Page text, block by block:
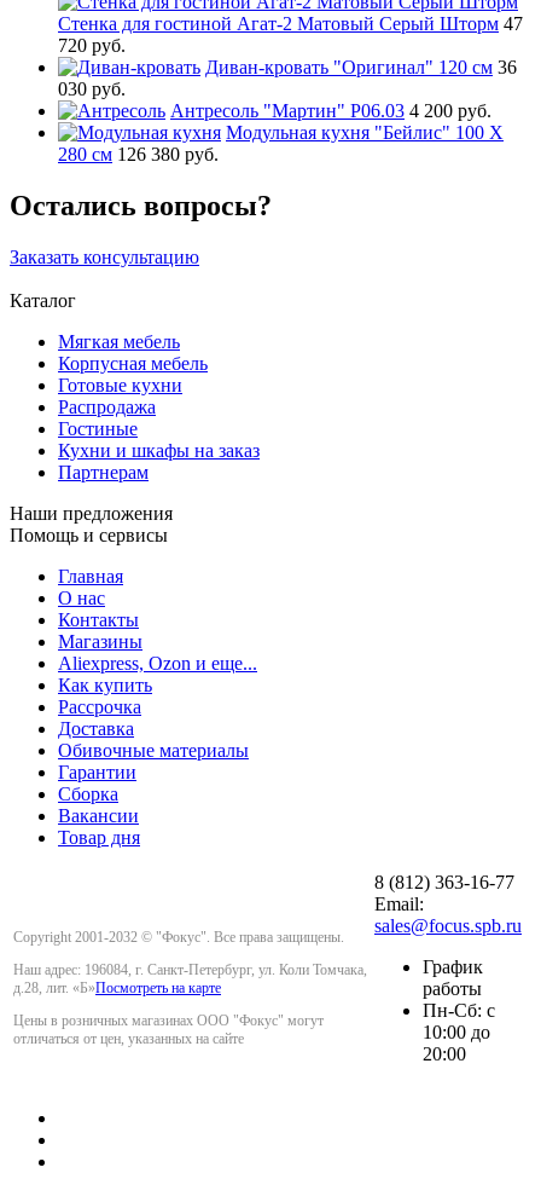
Стенка для гостиной Агат-2 Матовый Серый Шторм 47
720 руб.
Диван-кровать "Оригинал" 120 см 36
030 руб.
Антресоль "Мартин" Р06.03 4 200 руб.
Модульная кухня "Бейлис" 100 Х
280 см 126 380 руб.
Остались вопросы?
Заказать консультацию
Каталог
Мягкая мебель
Корпусная мебель
Готовые кухни
Распродажа
Гостиные
Кухни и шкафы на заказ
Партнерам
Наши предложения
Помощь и сервисы
Главная
О нас
Контакты
Магазины
Aliexpress, Ozon и еще...
Как купить
Рассрочка
Доставка
Обивочные материалы
Гарантии
Сборка
Вакансии
Товар дня
Copyright 2001-2032 © "Фокус". Все права защищены.
Наш адрес: 196084, г. Санкт-Петербург, ул. Коли Томчака,
д.28, лит. «Б»Посмотреть на карте
Цены в розничных магазинах ООО "Фокус" могут
отличаться от цен, указанных на сайте
8 (812) 363-16-77
Email:
sales@focus.spb.ru
График
работы
Пн-Сб: с
10:00 до
20:00